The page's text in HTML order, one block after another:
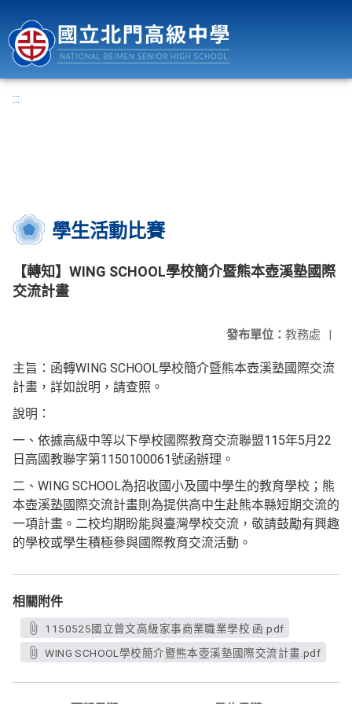
:::
學生活動比賽
【轉知】WING SCHOOL學校簡介暨熊本壺溪塾國際
交流計畫
發布單位： 教務處 |
主旨：函轉WING SCHOOL學校簡介暨熊本壺溪塾國際交流
計畫，詳如說明，請查照。
說明：
一、依據高級中等以下學校國際教育交流聯盟115年5月22
日高國教聯字第1150100061號函辦理。
二、WING SCHOOL為招收國小及國中學生的教育學校；熊
本壺溪塾國際交流計畫則為提供高中生赴熊本縣短期交流的
一項計畫。二校均期盼能與臺灣學校交流，敬請鼓勵有興趣
的學校或學生積極參與國際教育交流活動。
相關附件
1150525國立曾文高級家事商業職業學校 函.pdf
WING SCHOOL學校簡介暨熊本壺溪塾國際交流計畫.pdf